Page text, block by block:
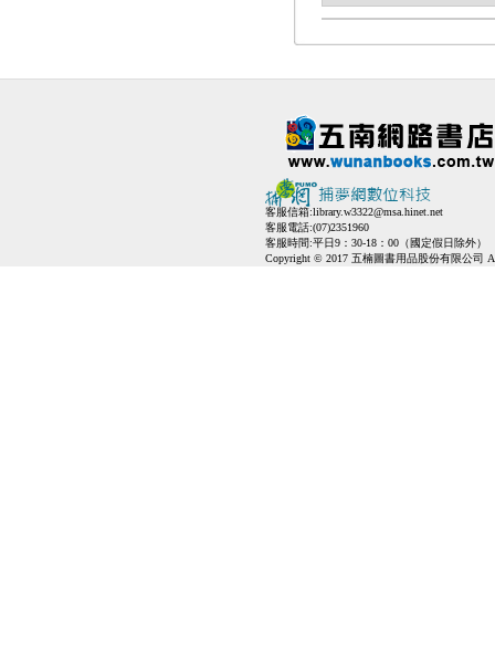
客服信箱:library.w3322@msa.hinet.net
客服電話:(07)2351960
客服時間:平日9：30-18：00（國定假日除外）
Copyright © 2017 五楠圖書用品股份有限公司